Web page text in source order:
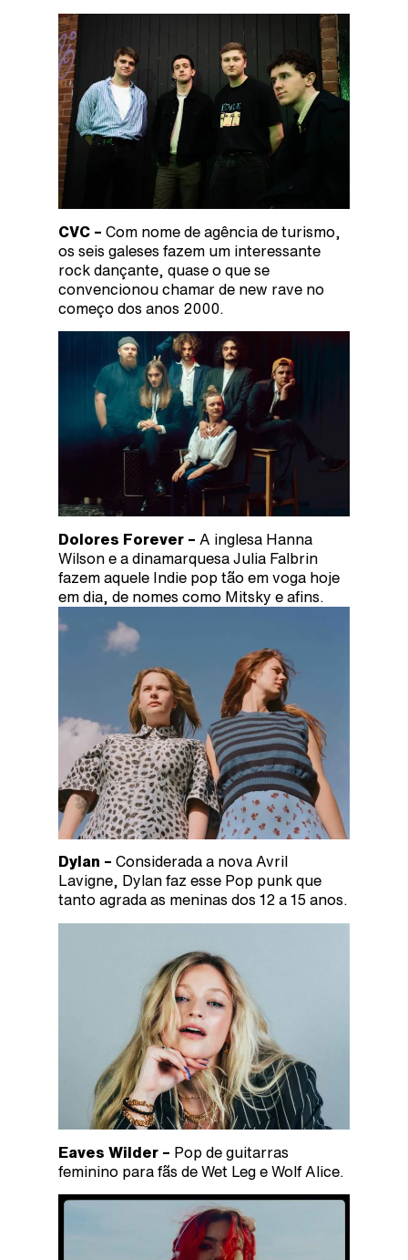
CVC – Com nome de agência de turismo,
os seis galeses fazem um interessante
rock dançante, quase o que se
convencionou chamar de new rave no
começo dos anos 2000.
Dolores Forever – A inglesa Hanna
Wilson e a dinamarquesa Julia Falbrin
fazem aquele Indie pop tão em voga hoje
em dia, de nomes como Mitsky e afins.
Dylan – Considerada a nova Avril
Lavigne, Dylan faz esse Pop punk que
tanto agrada as meninas dos 12 a 15 anos.
Eaves Wilder – Pop de guitarras
feminino para fãs de Wet Leg e Wolf Alice.